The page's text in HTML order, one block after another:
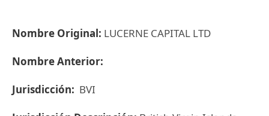
Nombre Original: LUCERNE CAPITAL LTD
Nombre Anterior:
Jurisdicción: BVI